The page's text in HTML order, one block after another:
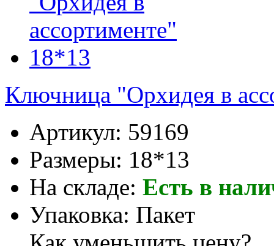
Ключница "Орхидея в
Артикул: 59169
Размеры: 18*13
На складе: Есть в
Упаковка: Пакет